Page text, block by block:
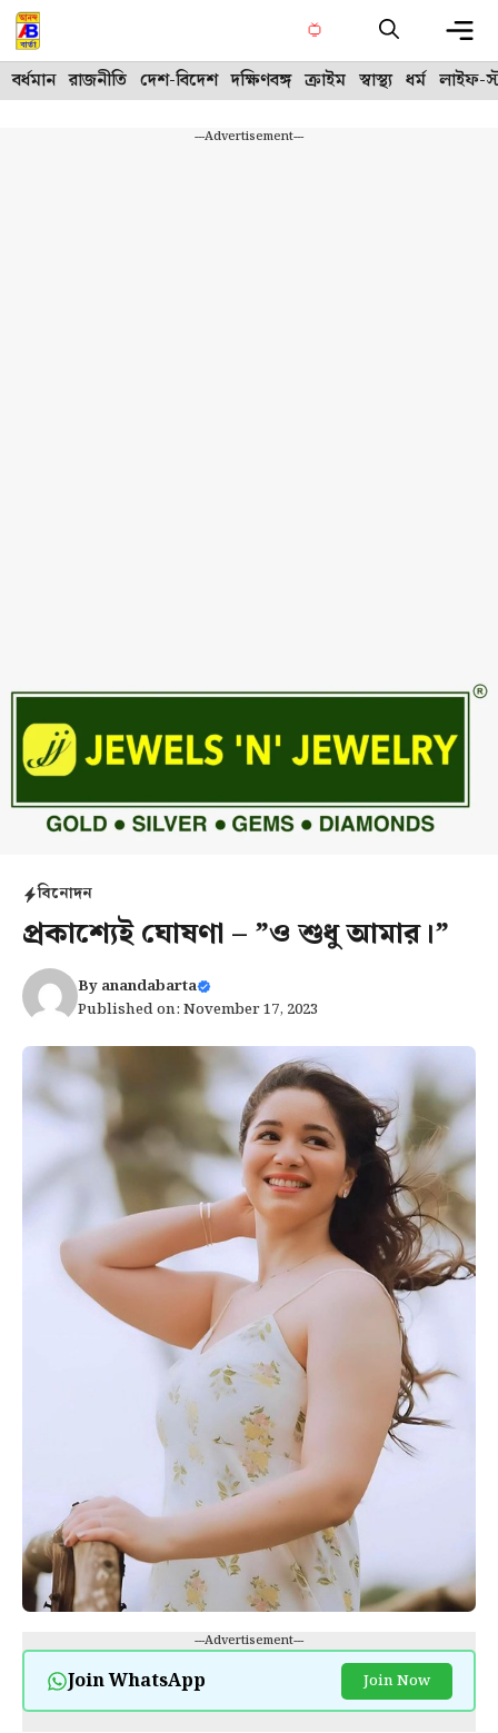
Skip
to
content
বর্ধমান রাজনীতি দেশ-বিদেশ দক্ষিণবঙ্গ ক্রাইম স্বাস্থ্য ধর্ম লাইফ-
---Advertisement---
বিনোদন
প্রকাশ্যেই ঘোষণা – ”ও শুধু আমার।”
Byanandabarta
Published on: November 17, 2023
---Advertisement---
Join WhatsApp Join Now